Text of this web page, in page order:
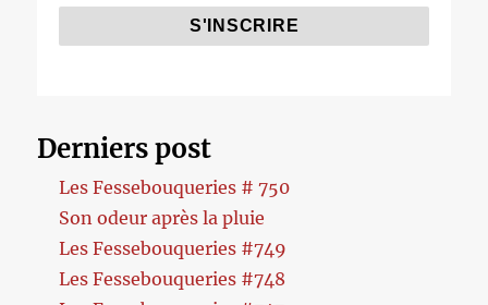
Derniers post
Les Fessebouqueries # 750
Son odeur après la pluie
Les Fessebouqueries #749
Les Fessebouqueries #748